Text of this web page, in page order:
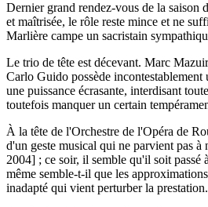
Dernier grand rendez-vous de la saison
et maîtrisée, le rôle reste mince et ne
Marlière campe un sacristain
Le trio de tête est décevant. Marc
Carlo Guido possède
une puissance écrasante, interdisant
toutefois manquer un certain
À la tête de l'Orchestre de l'Opéra de
d'un geste musical qui ne parvient pas
2004] ; ce soir, il semble qu'il soit
même semble-t-il que les
inadapté qui vient perturber la prestation.